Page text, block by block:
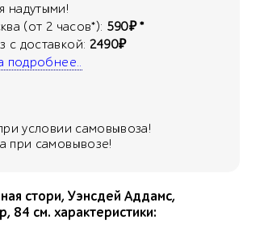
надутыми!
(от 2 часов*): 590₽ *
с доставкой: 2490₽
подробнее..
условии самовывоза!
при самовывозе!
стори, Уэнсдей Аддамс,
84 см. характеристики: